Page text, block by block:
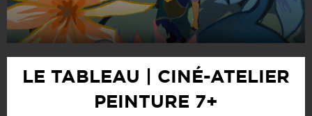
LE TABLEAU | CINÉ-ATELIER
PEINTURE 7+